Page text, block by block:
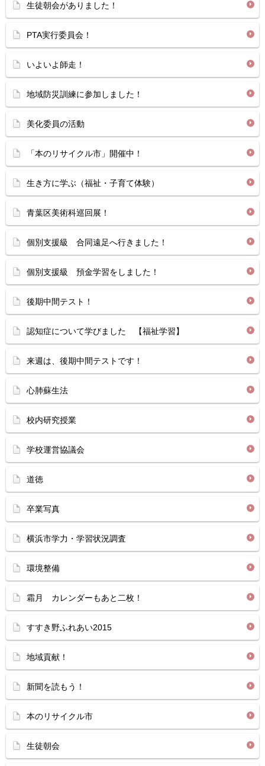
生徒朝会がありました！
PTA実行委員会！
いよいよ師走！
地域防災訓練に参加しました！
美化委員の活動
「本のリサイクル市」開催中！
生き方に学ぶ（福祉・子育て体験）
青葉区美術科巡回展！
個別支援級 合同遠足へ行きました！
個別支援級 預金学習をしました！
後期中間テスト！
認知症について学びました 【福祉学習】
来週は、後期中間テストです！
心肺蘇生法
校内研究授業
学校運営協議会
道徳
卒業写真
横浜市学力・学習状況調査
環境整備
霜月 カレンダーもあと二枚！
すすき野ふれあい2015
地域貢献！
新聞を読もう！
本のリサイクル市
生徒朝会